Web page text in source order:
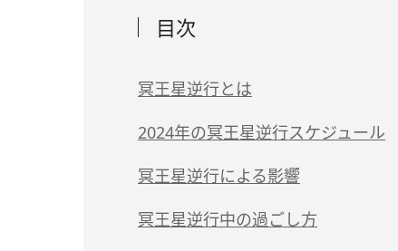
目次
冥王星逆行とは
2024年の冥王星逆行スケジュール
冥王星逆行による影響
冥王星逆行中の過ごし方